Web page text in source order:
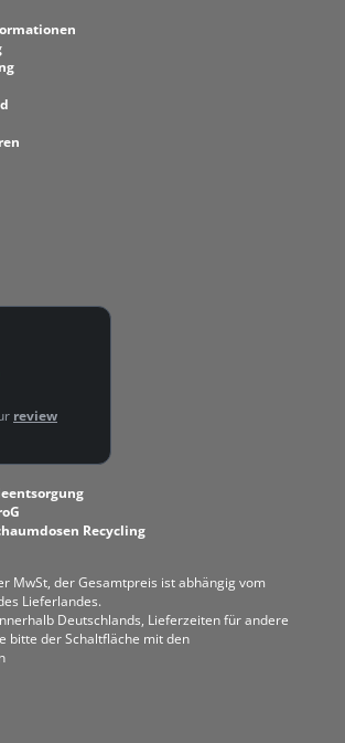
review
Recycling
MwSt, der Gesamtpreis ist abhängig vom
Lieferlandes.
Deutschlands, Lieferzeiten für andere
bitte der Schaltfläche mit den